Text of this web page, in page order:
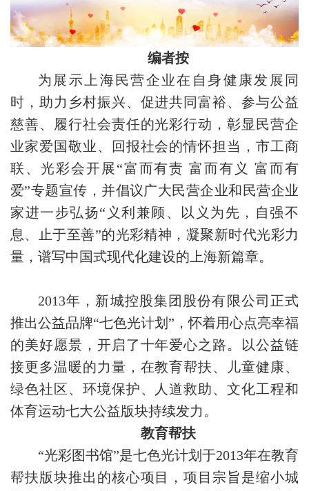
编者按
为展示上海民营企业在自身健康发展同
时，助力乡村振兴、促进共同富裕、参与公益
慈善、履行社会责任的光彩行动，彰显民营企
业家爱国敬业、回报社会的情怀担当，市工商
联、光彩会开展“富而有责 富而有义 富而有
爱”专题宣传，并倡议广大民营企业和民营企业
家进一步弘扬“义利兼顾、以义为先，自强不
息、止于至善”的光彩精神，凝聚新时代光彩力
量，谱写中国式现代化建设的上海新篇章。
2013年，新城控股集团股份有限公司正式
推出公益品牌“七色光计划”，怀着用心点亮幸福
的美好愿景，开启了十年爱心之路。以公益链
接更多温暖的力量，在教育帮扶、儿童健康、
绿色社区、环境保护、人道救助、文化工程和
体育运动七大公益版块持续发力。
教育帮扶
“光彩图书馆”是七色光计划于2013年在教育
帮扶版块推出的核心项目，项目宗旨是缩小城